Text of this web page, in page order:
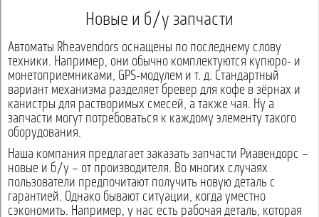
Новые и б/у запчасти
Автоматы Rheavendors оснащены по последнему слову
техники. Например, они обычно комплектуются купюро- и
монетоприемниками, GPS-модулем и т. д. Стандартный
вариант механизма разделяет бревер для кофе в зёрнах и
канистры для растворимых смесей, а также чая. Ну а
запчасти могут потребоваться к каждому элементу такого
оборудования.
Наша компания предлагает заказать запчасти Риавендорс –
новые и б/у – от производителя. Во многих случаях
пользователи предпочитают получить новую деталь с
гарантией. Однако бывают ситуации, когда уместно
сэкономить. Например, у нас есть рабочая деталь, которая